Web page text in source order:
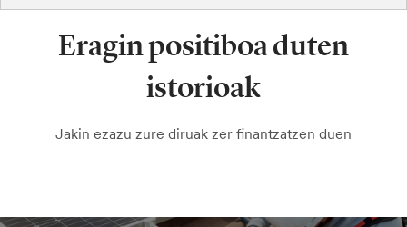
Bihurtu bezero
Eragin positiboa duten
istorioak
Jakin ezazu zure diruak zer finantzatzen duen